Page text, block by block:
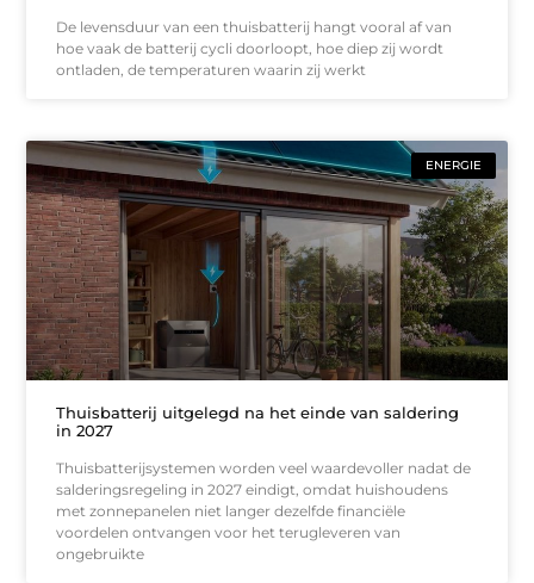
De levensduur van een thuisbatterij hangt vooral af van
hoe vaak de batterij cycli doorloopt, hoe diep zij wordt
ontladen, de temperaturen waarin zij werkt
ENERGIE
Thuisbatterij uitgelegd na het einde van saldering
in 2027
Thuisbatterijsystemen worden veel waardevoller nadat de
salderingsregeling in 2027 eindigt, omdat huishoudens
met zonnepanelen niet langer dezelfde financiële
voordelen ontvangen voor het terugleveren van
ongebruikte